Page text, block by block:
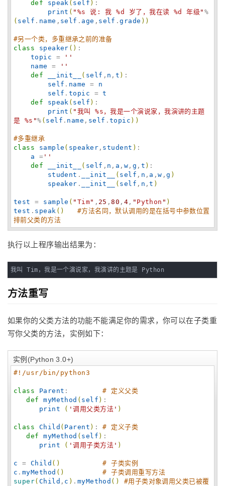
def
speak ( self ) :
print ( " %s 说: 我 %d 岁了，我在读 %d 年级 " %
( self . name , self . age , self .grade ) )
#另一个类，多重继承之前的准备
class
speaker ( ) :
topic = ' '
name
= ' '
def
__init__ ( self , n , t ) :
self . name = n
self . topic = t
def
speak ( self ) :
print ( " 我叫 %s，我是一个演说家，我演讲的主题
是 %s "% ( self . name , self . topic ) )
#多重继承
class
sample ( speaker , student ) :
a = ' '
def
__init__ ( self , n , a , w , g , t ) :
student . __init__ ( self , n , a ,w ,g )
speaker . __init__ ( self , n ,t )
test = sample ( " Tim" , 25 ,80 , 4 , " Python " )
test . speak ( )
#方法名同，默认调用的是在括号中参数位置
排前父类的方法
执行以上程序输出结果为：
我叫 Tim，我是一个演说家，我演讲的主题是 Python
方法重写
如果你的父类方法的功能不能满足你的需求，你可以在子类重
写你父类的方法，实例如下：
实例(Python 3.0+)
#!/usr/bin/python3
class Parent : # 定义父类
def
myMethod ( self ) :
print
( '调用父类方法 ' )
class Child ( Parent ) : # 定义子类
def
myMethod ( self ) :
print
( '调用子类方法 ' )
c = Child ( )
# 子类实例
c . myMethod ( )
# 子类调用重写方法
super( Child , c ) . myMethod ( )
#用子类对象调用父类已被覆